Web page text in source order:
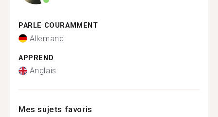
PARLE COURAMMENT
Allemand
APPREND
Anglais
Mes sujets favoris